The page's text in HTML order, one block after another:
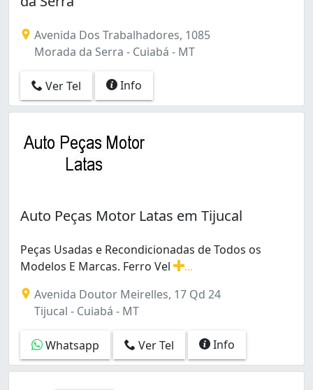
Tijucal (2)
Avenida Dos Trabalhadores, 1085
Morada da Serra - Cuiabá - MT
Ver Tel Info
Auto Peças Motor Latas em Tijucal
Peças Usadas e Recondicionadas de Todos os
Modelos E Marcas. Ferro Vel
Avenida Doutor Meirelles, 17 Qd 24
Tijucal - Cuiabá - MT
Whatsapp Ver Tel Info